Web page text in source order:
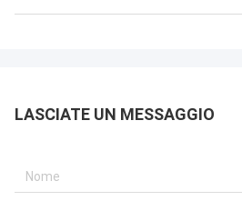
LASCIATE UN MESSAGGIO